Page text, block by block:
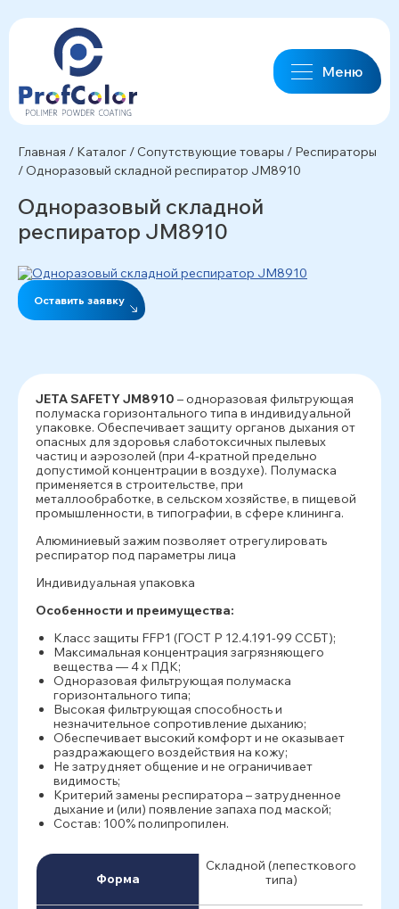
Меню
Главная / Каталог / Сопутствующие товары / Респираторы
/ Одноразовый складной респиратор JM8910
Одноразовый складной
респиратор JM8910
Оставить заявку
JETA SAFETY JM8910 – одноразовая фильтрующая
полумаска горизонтального типа в индивидуальной
упаковке. Обеспечивает защиту органов дыхания от
опасных для здоровья слаботоксичных пылевых
частиц и аэрозолей (при 4-кратной предельно
допустимой концентрации в воздухе). Полумаска
применяется в строительстве, при
металлообработке, в сельском хозяйстве, в пищевой
промышленности, в типографии, в сфере клининга.
Алюминиевый зажим позволяет отрегулировать
респиратор под параметры лица
Индивидуальная упаковка
Особенности и преимущества:
Класс защиты FFP1 (ГОСТ Р 12.4.191-99 ССБТ);
Максимальная концентрация загрязняющего
вещества — 4 x ПДК;
Одноразовая фильтрующая полумаска
горизонтального типа;
Высокая фильтрующая способность и
незначительное сопротивление дыханию;
Обеспечивает высокий комфорт и не оказывает
раздражающего воздействия на кожу;
Не затрудняет общение и не ограничивает
видимость;
Критерий замены респиратора – затрудненное
дыхание и (или) появление запаха под маской;
Состав: 100% полипропилен.
Форма
Складной (лепесткового
типа)